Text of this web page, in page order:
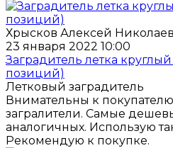
Хрысков Алексей
23 января 2022 10:00
Заградитель летка
позиций)
Летковый заградитель
Внимательны к
загралители. Самые
аналогичных. Использую
Рекомендую к покупке.